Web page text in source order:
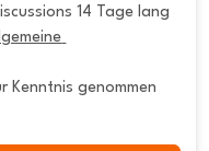
14 Tage lang
Kenntnis genommen